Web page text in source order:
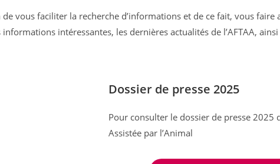
de vous faciliter la recherche d’informations et de ce fait, vous
intéressantes, les dernières actualités de l’AFTAA, ainsi
Dossier de presse 2025
Pour consulter le dossier de presse 2025
Assistée par l’Animal